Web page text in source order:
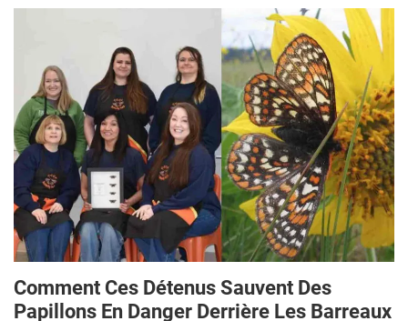
Comment Ces Détenus Sauvent Des
Papillons En Danger Derrière Les Barreaux